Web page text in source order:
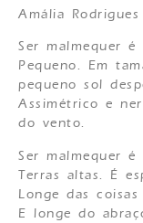
Amália Rodrigues
Ser malmequer
Pequeno. Em
pequeno sol
Assimétrico e
do vento.
Ser malmequer
Terras altas. É
Longe das
E longe do